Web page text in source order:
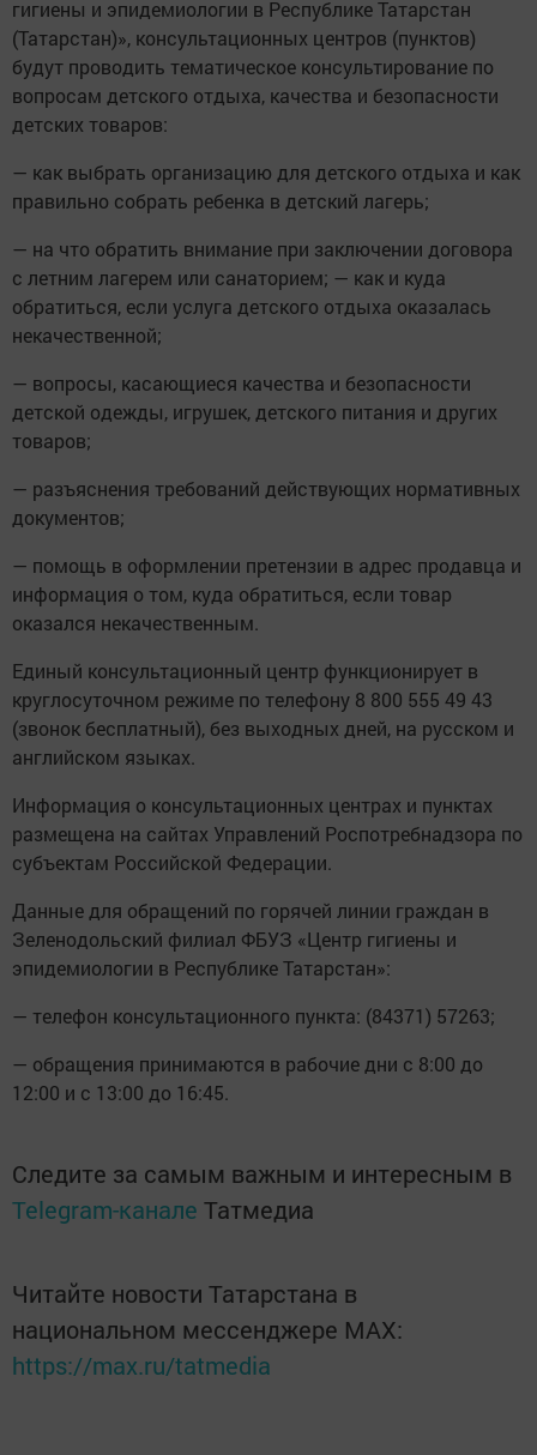
гигиены и эпидемиологии в Республике Татарстан
(Татарстан)», консультационных центров (пунктов)
будут проводить тематическое консультирование по
вопросам детского отдыха, качества и безопасности
детских товаров:
— как выбрать организацию для детского отдыха и как
правильно собрать ребенка в детский лагерь;
— на что обратить внимание при заключении договора
с летним лагерем или санаторием; — как и куда
обратиться, если услуга детского отдыха оказалась
некачественной;
— вопросы, касающиеся качества и безопасности
детской одежды, игрушек, детского питания и других
товаров;
— разъяснения требований действующих нормативных
документов;
— помощь в оформлении претензии в адрес продавца и
информация о том, куда обратиться, если товар
оказался некачественным.
Единый консультационный центр функционирует в
круглосуточном режиме по телефону 8 800 555 49 43
(звонок бесплатный), без выходных дней, на русском и
английском языках.
Информация о консультационных центрах и пунктах
размещена на сайтах Управлений Роспотребнадзора по
субъектам Российской Федерации.
Данные для обращений по горячей линии граждан в
Зеленодольский филиал ФБУЗ «Центр гигиены и
эпидемиологии в Республике Татарстан»:
— телефон консультационного пункта: (84371) 57263;
— обращения принимаются в рабочие дни с 8:00 до
12:00 и с 13:00 до 16:45.
Следите за самым важным и интересным в
Telegram-канале Татмедиа
Читайте новости Татарстана в
национальном мессенджере MАХ:
https://max.ru/tatmedia